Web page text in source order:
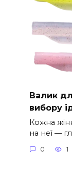
Валик
вибору
Кожна
на неї —
0 1